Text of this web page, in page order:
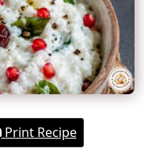
Print Recipe